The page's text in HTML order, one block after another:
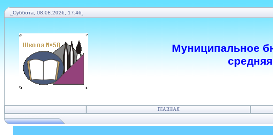
Суббота, 08.08.2026, 17:46
Муниципальное
ГЛАВНАЯ